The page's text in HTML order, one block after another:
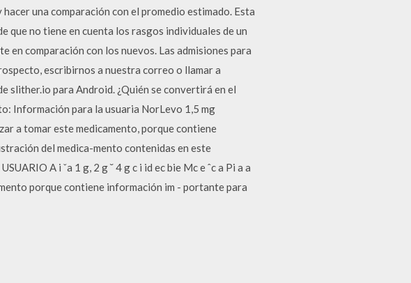
una comparación con el promedio estimado. Esta
que no tiene en cuenta los rasgos individuales de un
comparación con los nuevos. Las admisiones para
escribirnos a nuestra correo o llamar a
slither.io para Android. ¿Quién se convertirá en el
Información para la usuaria NorLevo 1,5 mg
a tomar este medicamento, porque contiene
del medica-mento contenidas en este
A i ˇa 1 g, 2 g ˘ 4 g c i id ec bie Mc e ˆc a Pi a a
porque contiene información im - portante para